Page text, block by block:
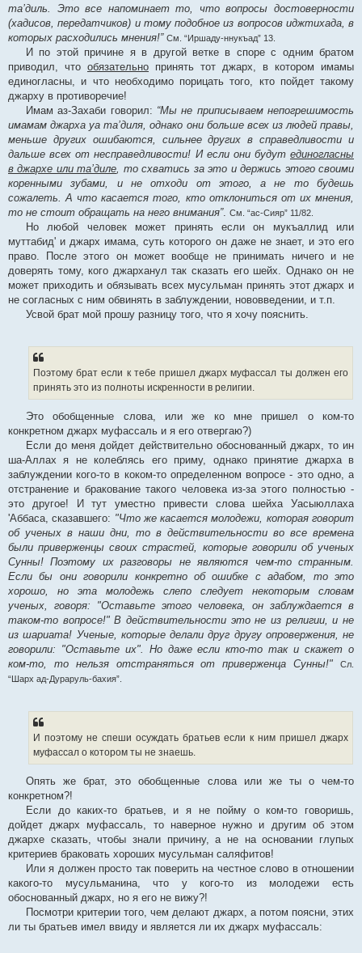
та’диль. Это все напоминает то, что вопросы достоверности
(хадисов, передатчиков) и тому подобное из вопросов иджтихада, в
которых расходились мнения!” См. “Иршаду-ннукъад” 13.
И по этой причине я в другой ветке в споре с одним братом
приводил, что обязательно принять тот джарх, в котором имамы
единогласны, и что необходимо порицать того, кто пойдет такому
джарху в противоречие!
Имам аз-Захаби говорил: “Мы не приписываем непогрешимость
имамам джарха уа та’диля, однако они больше всех из людей правы,
меньше других ошибаются, сильнее других в справедливости и
дальше всех от несправедливости! И если они будут единогласны
в джархе или та’диле , то схватись за это и держись этого своими
коренными зубами, и не отходи от этого, а не то будешь
сожалеть. А что касается того, кто отклониться от их мнения,
то не стоит обращать на него внимания”. См. “ас-Сияр” 11/82.
Но любой человек может принять если он мукъаллид или
муттабид' и джарх имама, суть которого он даже не знает, и это его
право. После этого он может вообще не принимать ничего и не
доверять тому, кого джарханул так сказать его шейх. Однако он не
может приходить и обязывать всех мусульман принять этот джарх и
не согласных с ним обвинять в заблуждении, нововведении, и т.п.
Усвой брат мой прошу разницу того, что я хочу пояснить.
Поэтому брат если к тебе пришел джарх муфассал ты должен его
принять это из полноты искренности в религии.
Это обобщенные слова, или же ко мне пришел о ком-то
конкретном джарх муфассаль и я его отвергаю?)
Если до меня дойдет действительно обоснованный джарх, то ин
ша-Аллах я не колеблясь его приму, однако принятие джарха в
заблуждении кого-то в коком-то определенном вопросе - это одно, а
отстранение и бракование такого человека из-за этого полностью -
это другое! И тут уместно привести слова шейха Уасыюллаха
'Аббаса, сказавшего: "Что же касается молодежи, которая говорит
об ученых в наши дни, то в действительности во все времена
были приверженцы своих страстей, которые говорили об ученых
Сунны! Поэтому их разговоры не являются чем-то странным.
Если бы они говорили конкретно об ошибке с адабом, то это
хорошо, но эта молодежь слепо следует некоторым словам
ученых, говоря: "Оставьте этого человека, он заблуждается в
таком-то вопросе!" В действительности это не из религии, и не
из шариата! Ученые, которые делали друг другу опровержения, не
говорили: "Оставьте их". Но даже если кто-то так и скажет о
ком-то, то нельзя отстраняться от приверженца Сунны!"
Сл.
“Шарх ад-Дураруль-бахия”.
И поэтому не спеши осуждать братьев если к ним пришел джарх
муфассал о котором ты не знаешь.
Опять же брат, это обобщенные слова или же ты о чем-то
конкретном?!
Если до каких-то братьев, и я не пойму о ком-то говоришь,
дойдет джарх муфассаль, то наверное нужно и другим об этом
джархе сказать, чтобы знали причину, а не на основании глупых
критериев браковать хороших мусульман саляфитов!
Или я должен просто так поверить на честное слово в отношении
какого-то мусульманина, что у кого-то из молодежи есть
обоснованный джарх, но я его не вижу?!
Посмотри критерии того, чем делают джарх, а потом поясни, этих
ли ты братьев имел ввиду и является ли их джарх муфассаль: